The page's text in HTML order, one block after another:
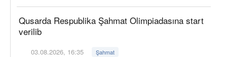
Qusarda Respublika Şahmat Olimpiadasına start
verilib
03.08.2026, 16:35 Şahmat